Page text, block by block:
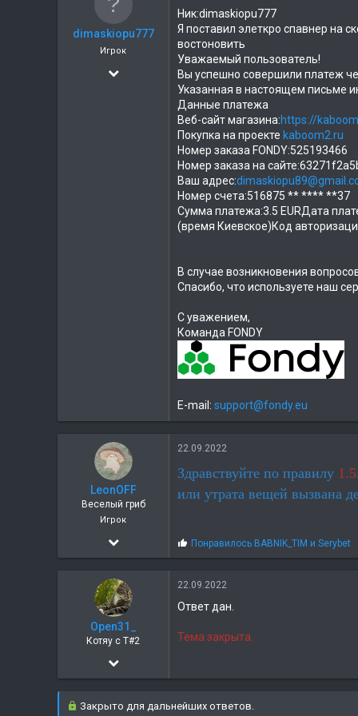
dimaskiopu777
Игрок
09.12.2019
Ник:dimaskiopu777
Я поставил элеткро спавнер на
востоновить
Уважаемый пользователь!
Вы успешно совершили платеж
Указанная в настоящем письме
Данные платежа
Веб-сайт магазина:https://
Покупка на проекте kaboom2.ru
Номер заказа FONDY:525193466
Номер заказа на
Ваш адрес:
Номер счета:516875 ** **** **37
Сумма платежа:3.5 EURДата
(время Киевское)Код
В случае возникновения
Спасибо, что используете наш
С уважением,
Команда FONDY
E-mail: support@fondy.eu
LeonOFF
Веселый гриб
Игрок
14.12.2018
37
Odessa
22.09.2022
Здравствуйте по правилу
или утрата вещей вызвана
С
п
т
:
Понравилось BABNIK_TIM иSerybet
Open31_
Котяу с T#2
02.11.2021
9
22.09.2022
Ответ дан.
Тема закрыта.
Закрыто для дальнейших ответов.